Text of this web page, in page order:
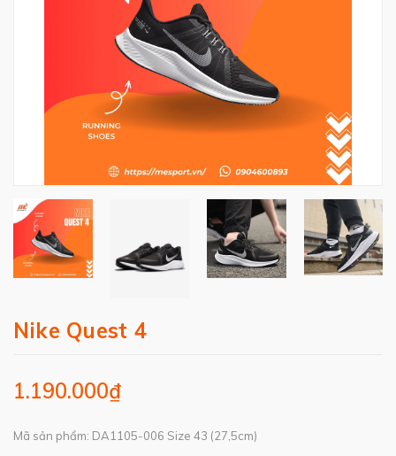
Nike Quest 4
1.190.000₫
Mã sản phẩm: DA1105-006 Size 43 (27,5cm)